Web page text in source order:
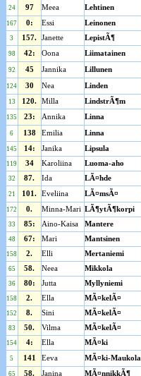
24 97 Meea Lehtinen
167 0: Essi Leinonen
3 157. Janette LepistÃ¶
98 42: Oona Liimatainen
92 45 Jannika Lillunen
124 30 Nea Linden
13 120. Milla LindstrÃ¶m
135 23: Annika Linna
6 138 Emilia Linna
145 14: Janika Lipsula
119 34 Karoliina Luoma-aho
32 87. Ida LÃ¤hde
21 101. Eveliina LÃ¤msÃ¤
172 0. Minna-Mari LÃ¶ytÃ¶korpi
33 85: Aino-Kaisa Mantere
48 67: Mari Mantsinen
158 2. Elli Mertaniemi
65 58. Neea Mikkola
36 80: Jutta Myllyniemi
158 2. Ella MÃ¤kelÃ¤
152 8. Sini MÃ¤kelÃ¤
83 50. Vilma MÃ¤kelÃ¤
154 4: Ella MÃ¤ki
5 141 Eeva MÃ¤ki-Maukola
65 58. Janina MÃ¤nnikkÃ¶